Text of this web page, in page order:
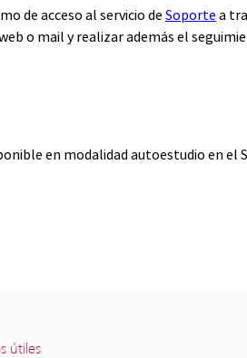
de acceso al servicio de Soporte a
o mail y realizar además el
en modalidad autoestudio en el
útiles